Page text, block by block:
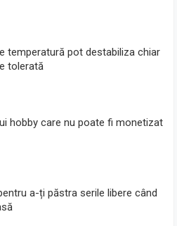
temperatură pot destabiliza chiar
tolerată
hobby care nu poate fi monetizat
a-ți păstra serile libere când